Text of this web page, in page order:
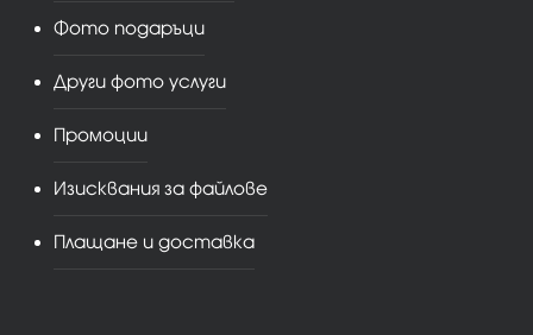
Фото подаръци
Други фото услуги
Промоции
Изисквания за файлове
Плащане и доставка